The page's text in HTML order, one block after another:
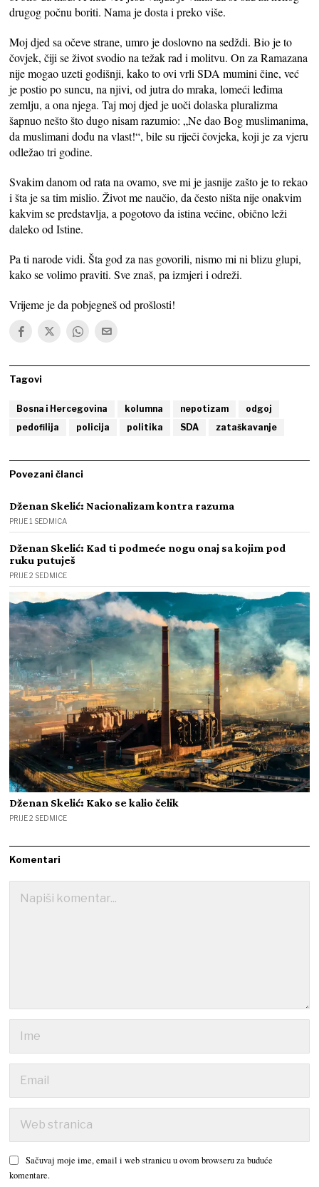
drugog počnu boriti. Nama je dosta i preko više.
Moj djed sa očeve strane, umro je doslovno na sedždi. Bio je to
čovjek, čiji se život svodio na težak rad i molitvu. On za Ramazana
nije mogao uzeti godišnji, kako to ovi vrli SDA mumini čine, već
je postio po suncu, na njivi, od jutra do mraka, lomeći leđima
zemlju, a ona njega. Taj moj djed je uoči dolaska pluralizma
šapnuo nešto što dugo nisam razumio: „Ne dao Bog muslimanima,
da muslimani dođu na vlast!“, bile su riječi čovjeka, koji je za vjeru
odležao tri godine.
Svakim danom od rata na ovamo, sve mi je jasnije zašto je to rekao
i šta je sa tim mislio. Život me naučio, da često ništa nije onakvim
kakvim se predstavlja, a pogotovo da istina većine, obično leži
daleko od Istine.
Pa ti narode vidi. Šta god za nas govorili, nismo mi ni blizu glupi,
kako se volimo praviti. Sve znaš, pa izmjeri i odreži.
Vrijeme je da pobjegneš od prošlosti!
Tagovi
Bosna i Hercegovina kolumna nepotizam
odgoj
pedofilija
policija politika SDA zataškavanje
Povezani članci
Dženan Skelić: Nacionalizam kontra razuma
PRIJE 1 SEDMICA
Dženan Skelić: Kad ti podmeće nogu onaj sa kojim pod
ruku putuješ
PRIJE 2 SEDMICE
Dženan Skelić: Kako se kalio čelik
PRIJE 2 SEDMICE
Komentari
Sačuvaj moje ime, email i web stranicu u ovom browseru za buduće
komentare.